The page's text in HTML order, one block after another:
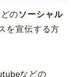
のソーシャル
を宣伝する方
などの